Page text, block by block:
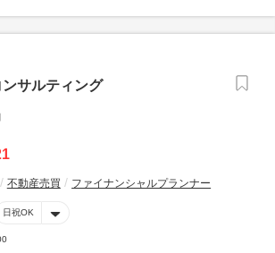
サルティング
不動産売買 ファイナンシャルプランナー
日祝OK